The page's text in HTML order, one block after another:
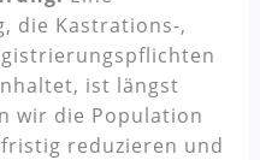
die Kastrations-,
ist längst
wir die Population
reduzieren und